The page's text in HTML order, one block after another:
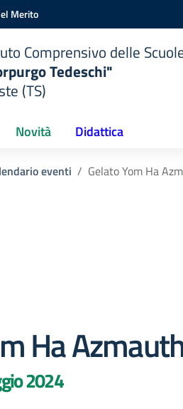
Merito
Comprensivo delle
Tedeschi"
(TS)
Novità Didattica
eventi Gelato Yom Ha
Ha
2024